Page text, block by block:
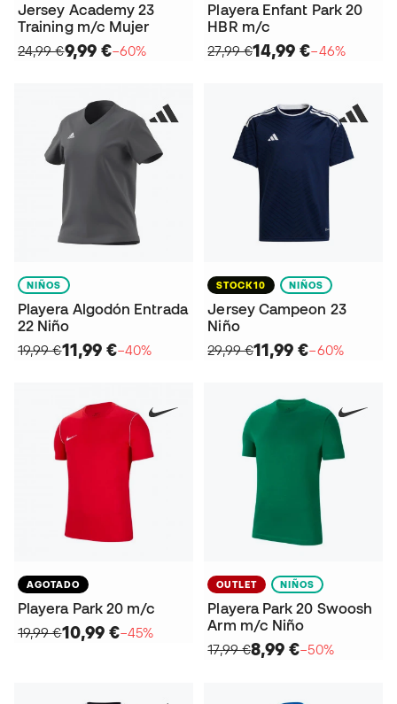
Jersey Academy 23
Training m/c Mujer
24,99 €9,99 €−60%
Playera Enfant Park 20
HBR m/c
27,99 €14,99 €−46%
NIÑOS
Playera Algodón Entrada
22 Niño
19,99 €11,99 €−40%
STOCK10 NIÑOS
Jersey Campeon 23
Niño
29,99 €11,99 €−60%
AGOTADO
Playera Park 20 m/c
19,99 €10,99 €−45%
OUTLET NIÑOS
Playera Park 20 Swoosh
Arm m/c Niño
17,99 €8,99 €−50%